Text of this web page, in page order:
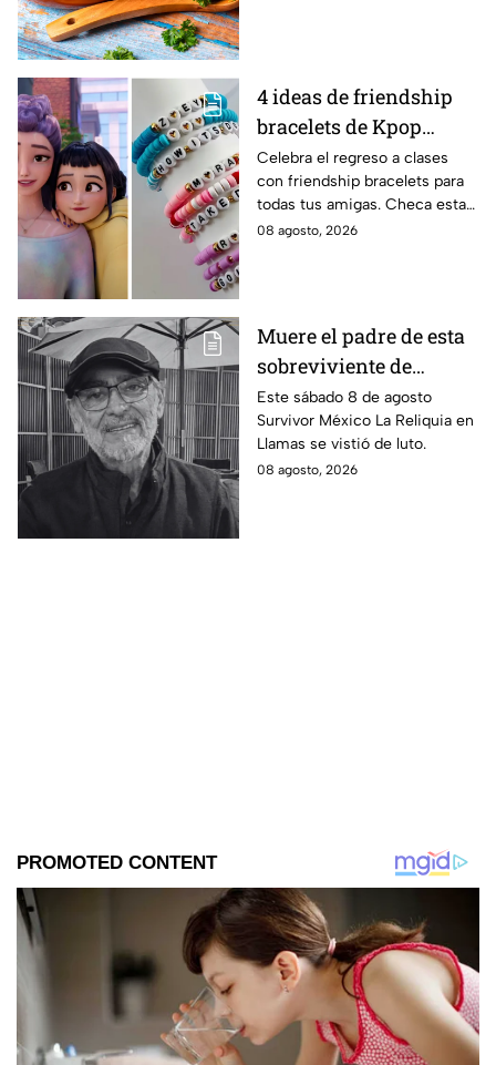
4 ideas de friendship
bracelets de Kpop
Demon Hunters para
intercambiar con tus
mejores amigas este
regreso a clases
Celebra el regreso a clases
con friendship bracelets para
todas tus amigas. Checa estas
4 ideas inspiradas en Kpop
08 agosto, 2026
Muere el padre de esta
sobreviviente de
Survivor México La
Reliquia en Llamas
Este sábado 8 de agosto
Survivor México La Reliquia en
Llamas se vistió de luto.
08 agosto, 2026